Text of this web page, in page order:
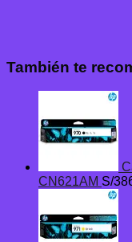
También te
CN621AM S/